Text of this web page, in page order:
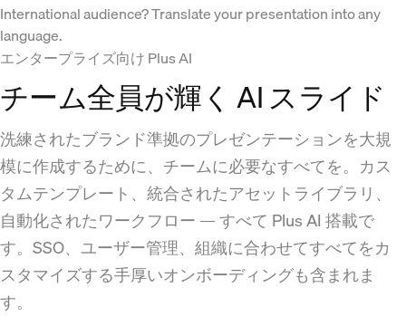
International audience? Translate your presentation into any
language.
エンタープライズ向け Plus AI
チーム全員が輝く AI スライド
洗練されたブランド準拠のプレゼンテーションを大規
模に作成するために、チームに必要なすべてを。カス
タムテンプレート、統合されたアセットライブラリ、
自動化されたワークフロー — すべて Plus AI 搭載で
す。SSO、ユーザー管理、組織に合わせてすべてをカ
スタマイズする手厚いオンボーディングも含まれま
す。